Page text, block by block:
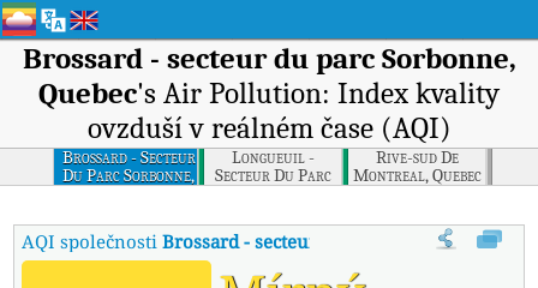
Brossard - secteur du parc Sorbonne,
Quebec's Air Pollution: Index kvality
ovzduší v reálném čase (AQI)
Brossard - Secteur
Du Parc Sorbonne,
Quebec
Longueuil -
Secteur Du Parc
Oceanie
Rive-sud De
Montreal, Quebec
AQI společnostiBrossard - secteur du parc Sorbonne,